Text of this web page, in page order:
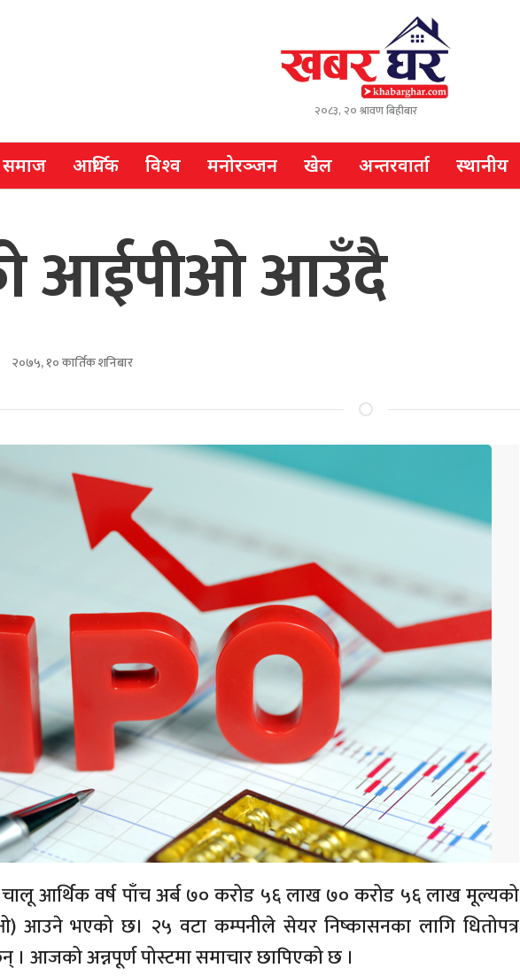
२०८३, २० श्रावण बिहीबार
समाज आर्थिक विश्व मनोरञ्जन खेल अन्तरवार्ता स्थानीय
आईपीओ आउँदै
२०७५, १० कार्तिक शनिबार
चालू आर्थिक वर्ष पाँच अर्ब ७० करोड ५६ लाख ७० करोड ५६ लाख मूल्यको
आउने भएको छ। २५ वटा कम्पनीले सेयर निष्कासनका लागि धितोपत्र
। आजको अन्नपूर्ण पोस्टमा समाचार छापिएको छ ।